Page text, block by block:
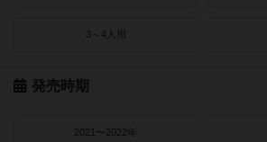
3～4人用
発売時期
2021〜2022年